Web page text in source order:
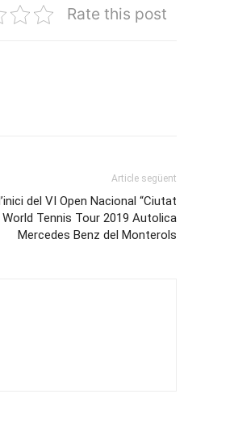
Rate this post
Article següent
del VI Open Nacional “Ciutat
World Tennis Tour 2019 Autolica
Mercedes Benz del Monterols